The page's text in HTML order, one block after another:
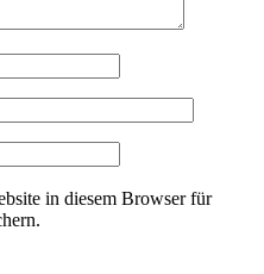
in diesem Browser für